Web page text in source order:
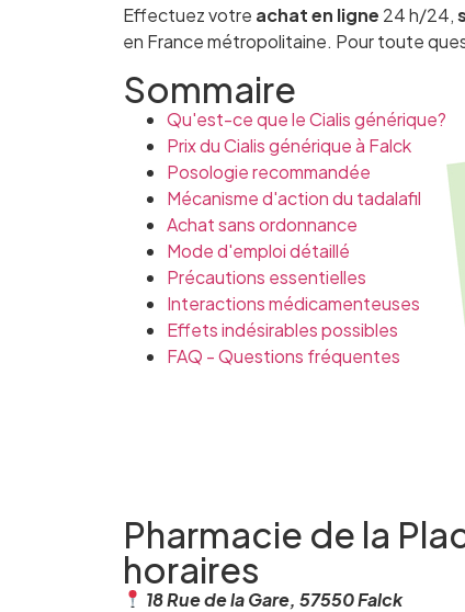
Effectuez votre achaten ligne 24 h/24,
en France métropolitaine. Pour toute
Sommaire
Qu'est-ce que le Cialis générique?
Prix du Cialis générique à Falck
Posologie recommandée
Mécanisme d'action du tadalafil
Achat sans ordonnance
Mode d'emploi détaillé
Précautions essentielles
Interactions médicamenteuses
Effets indésirables possibles
FAQ - Questions fréquentes
Pharmacie de la
horaires
18 Rue de la Gare, 57550 Falck